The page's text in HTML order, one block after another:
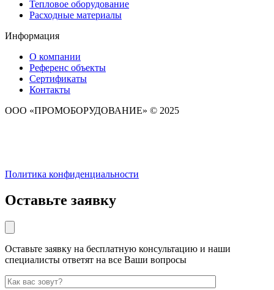
Тепловое оборудование
Расходные материалы
Информация
О компании
Референс объекты
Сертификаты
Контакты
ООО «ПРОМОБОРУДОВАНИЕ» © 2025
Политика конфиденциальности
Оставьте заявку
Оставьте заявку на бесплатную консультацию и наши
специалисты ответят на все Ваши вопросы